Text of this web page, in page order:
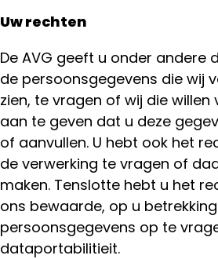
Uw rechten
De AVG geeft u onder andere
de persoonsgegevens die wij
zien, te vragen of wij die
aan te geven dat u deze
of aanvullen. U hebt ook het
de verwerking te vragen of
maken. Tenslotte hebt u het
ons bewaarde, op u
persoonsgegevens op te
dataportabilitieit.